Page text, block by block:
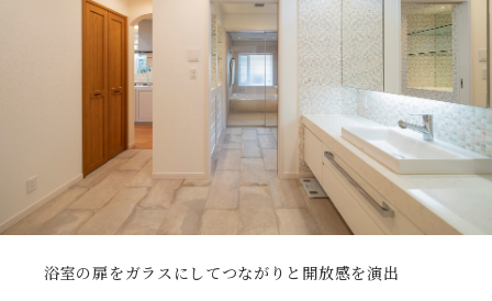
浴室の扉をガラスにしてつながりと開放感を演出